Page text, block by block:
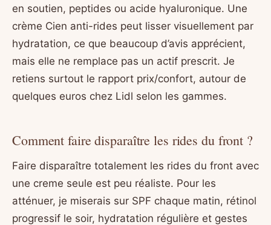
en soutien, peptides ou acide hyaluronique. Une
crème Cien anti-rides peut lisser visuellement par
hydratation, ce que beaucoup d’avis apprécient,
mais elle ne remplace pas un actif prescrit. Je
retiens surtout le rapport prix/confort, autour de
quelques euros chez Lidl selon les gammes.
Comment faire disparaître les rides du front ?
Faire disparaître totalement les rides du front avec
une creme seule est peu réaliste. Pour les
atténuer, je miserais sur SPF chaque matin, rétinol
progressif le soir, hydratation régulière et gestes